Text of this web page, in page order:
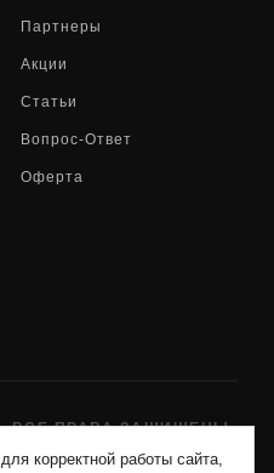
Партнеры
Акции
Статьи
Вопрос-Ответ
Оферта
ВСЕ ПРАВА ЗАЩИЩЕНЫ
корректной работы сайта,